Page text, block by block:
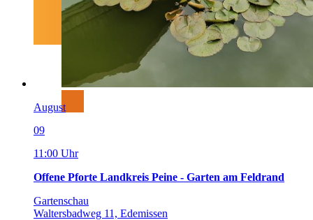
August
09
11:00 Uhr
Offene Pforte Landkreis Peine - Garten am Feldrand
Gartenschau
Waltersbadweg 11, Edemissen